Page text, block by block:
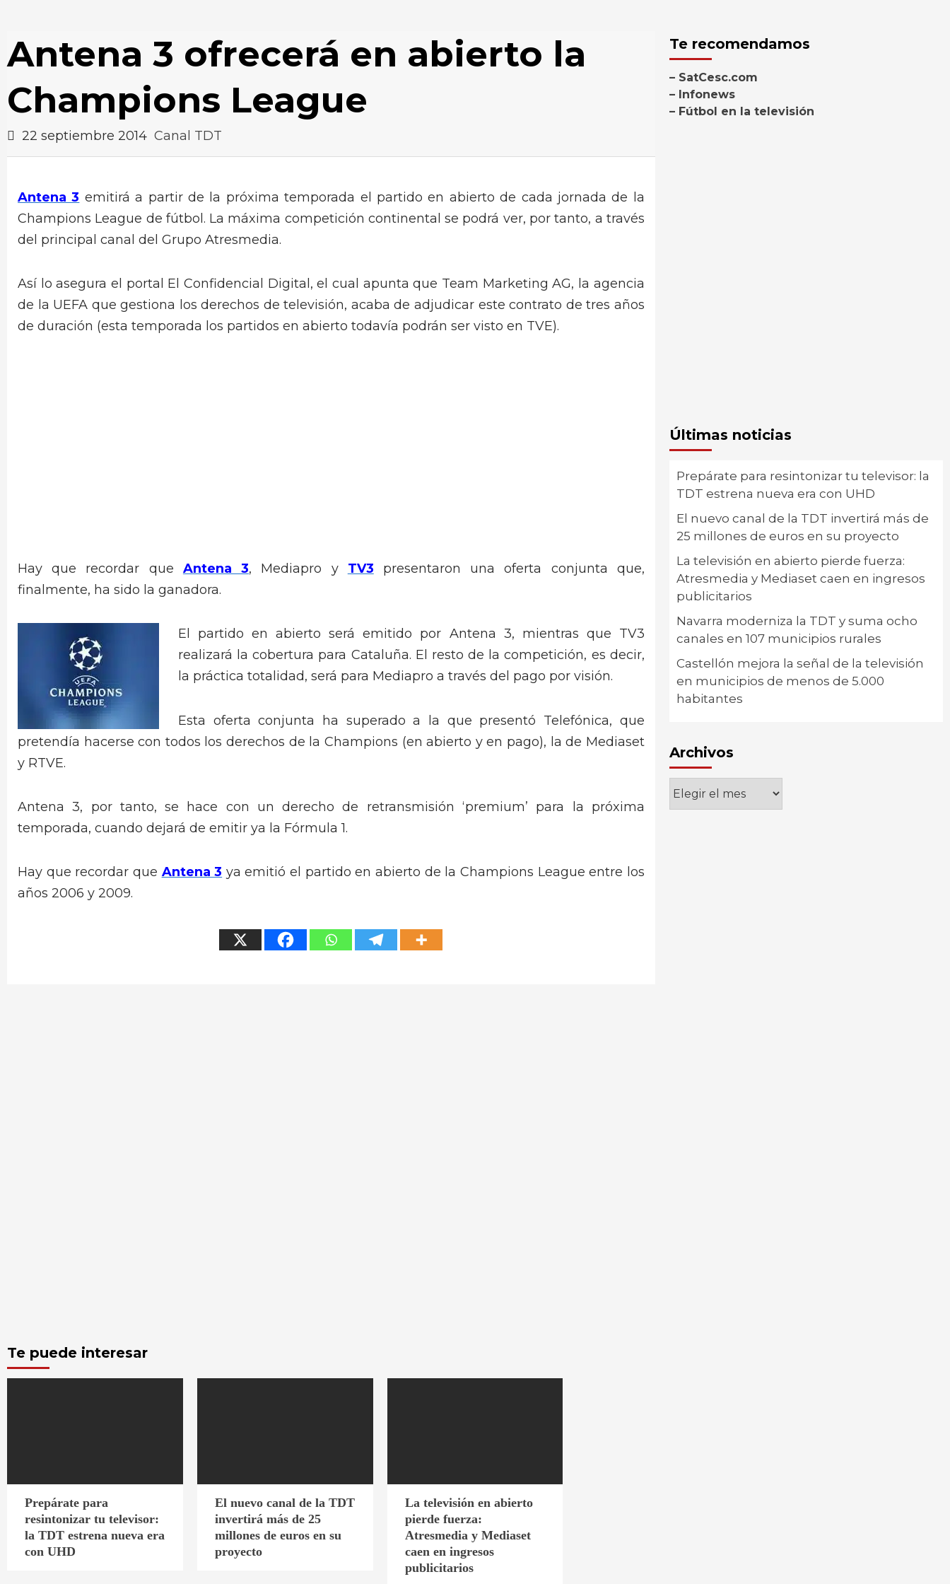
Antena 3 ofrecerá en abierto la
Champions League
22 septiembre 2014 Canal TDT
Antena 3 emitirá a partir de la próxima temporada el partido en abierto de cada jornada de la
Champions League de fútbol. La máxima competición continental se podrá ver, por tanto, a través
del principal canal del Grupo Atresmedia.
Así lo asegura el portal El Confidencial Digital, el cual apunta que Team Marketing AG, la agencia
de la UEFA que gestiona los derechos de televisión, acaba de adjudicar este contrato de tres años
de duración (esta temporada los partidos en abierto todavía podrán ser visto en TVE).
Hay que recordar que Antena 3, Mediapro y TV3 presentaron una oferta conjunta que,
finalmente, ha sido la ganadora.
El partido en abierto será emitido por Antena 3, mientras que TV3
realizará la cobertura para Cataluña. El resto de la competición, es decir,
la práctica totalidad, será para Mediapro a través del pago por visión.
Esta oferta conjunta ha superado a la que presentó Telefónica, que
pretendía hacerse con todos los derechos de la Champions (en abierto y en pago), la de Mediaset
y RTVE.
Antena 3, por tanto, se hace con un derecho de retransmisión ‘premium’ para la próxima
temporada, cuando dejará de emitir ya la Fórmula 1.
Hay que recordar que Antena 3 ya emitió el partido en abierto de la Champions League entre los
años 2006 y 2009.
Te recomendamos
– SatCesc.com
– Infonews
– Fútbol en la televisión
Últimas noticias
Prepárate para resintonizar tu televisor: la
TDT estrena nueva era con UHD
El nuevo canal de la TDT invertirá más de
25 millones de euros en su proyecto
La televisión en abierto pierde fuerza:
Atresmedia y Mediaset caen en ingresos
publicitarios
Navarra moderniza la TDT y suma ocho
canales en 107 municipios rurales
Castellón mejora la señal de la televisión
en municipios de menos de 5.000
habitantes
Archivos
Archivos
Te puede interesar
Prepárate para
resintonizar tu televisor:
la TDT estrena nueva era
con UHD
El nuevo canal de la TDT
invertirá más de 25
millones de euros en su
proyecto
La televisión en abierto
pierde fuerza:
Atresmedia y Mediaset
caen en ingresos
publicitarios